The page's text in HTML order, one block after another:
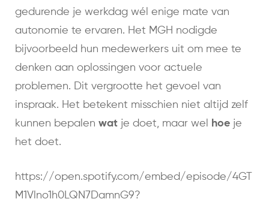
gedurende je werkdag wél enige mate van
autonomie te ervaren. Het MGH nodigde
bijvoorbeeld hun medewerkers uit om mee te
denken aan oplossingen voor actuele
problemen. Dit vergrootte het gevoel van
inspraak. Het betekent misschien niet altijd zelf
kunnen bepalen wat je doet, maar wel hoe je
het doet.
https://open.spotify.com/embed/episode/4GT
M1Vlno1h0LQN7DamnG9?